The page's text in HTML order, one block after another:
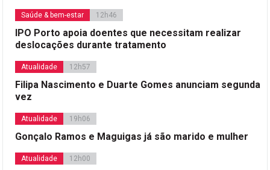
Saúde & bem-estar 12h46
IPO Porto apoia doentes que necessitam realizar
deslocações durante tratamento
Atualidade 12h57
Filipa Nascimento e Duarte Gomes anunciam segunda
vez
Atualidade 19h06
Gonçalo Ramos e Maguigas já são marido e mulher
Atualidade 12h00